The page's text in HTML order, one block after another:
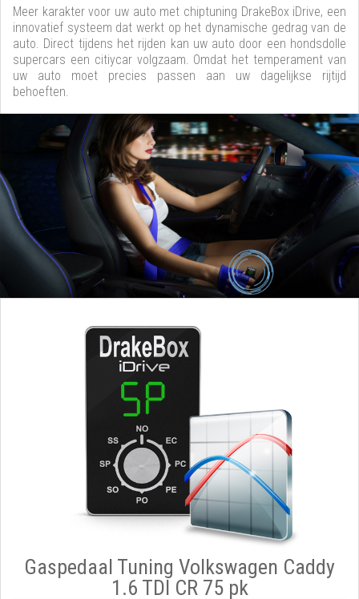
Meer karakter voor uw auto met chiptuning DrakeBox iDrive, een
innovatief systeem dat werkt op het dynamische gedrag van de
auto. Direct tijdens het rijden kan uw auto door een hondsdolle
supercars een citiycar volgzaam. Omdat het temperament van
uw auto moet precies passen aan uw dagelijkse rijtijd
behoeften.
Gaspedaal Tuning Volkswagen Caddy
1.6 TDI CR 75 pk